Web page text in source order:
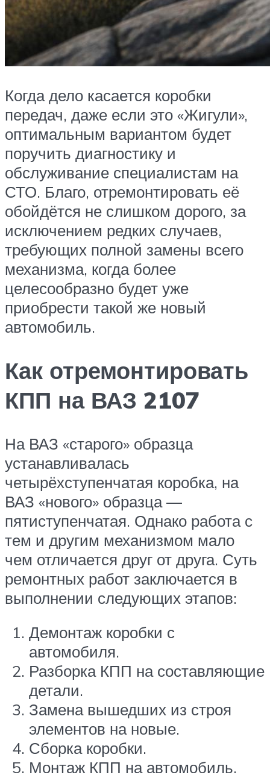
Когда дело касается коробки
передач, даже если это «Жигули»,
оптимальным вариантом будет
поручить диагностику и
обслуживание специалистам на
СТО. Благо, отремонтировать её
обойдётся не слишком дорого, за
исключением редких случаев,
требующих полной замены всего
механизма, когда более
целесообразно будет уже
приобрести такой же новый
автомобиль.
Как отремонтировать
КПП на ВАЗ 2107
На ВАЗ «старого» образца
устанавливалась
четырёхступенчатая коробка, на
ВАЗ «нового» образца —
пятиступенчатая. Однако работа с
тем и другим механизмом мало
чем отличается друг от друга. Суть
ремонтных работ заключается в
выполнении следующих этапов:
Демонтаж коробки с
автомобиля.
Разборка КПП на составляющие
детали.
Замена вышедших из строя
элементов на новые.
Сборка коробки.
Монтаж КПП на автомобиль.